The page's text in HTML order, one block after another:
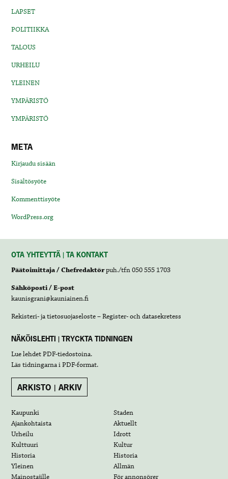
LAPSET
POLITIIKKA
TALOUS
URHEILU
YLEINEN
YMPÄRISTÖ
YMPÄRISTÖ
META
Kirjaudu sisään
Sisältösyöte
Kommenttisyöte
WordPress.org
OTA YHTEYTTÄ | TA KONTAKT
Päätoimittaja / Chefredaktörpuh./tfn 050 555 1703
Sähköposti / E-post
kaunisgrani@kauniainen.fi
Rekisteri- ja tietosuojaseloste – Register- och datasekretess
NÄKÖISLEHTI | TRYCKTA TIDNINGEN
Lue lehdetPDF-tiedostoina.
Läs tidningarna iPDF-format.
ARKISTO | ARKIV
Kaupunki
Staden
Ajankohtaista
Aktuellt
Urheilu
Idrott
Kulttuuri
Kultur
Historia
Historia
Yleinen
Allmän
Mainostajille
För annonsörer